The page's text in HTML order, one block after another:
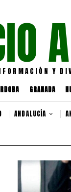
Y
GRANADA
ANDALUCÍA